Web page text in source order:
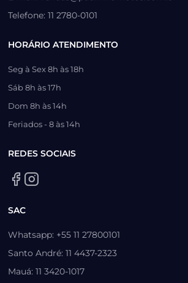
Telefone: 11 2780-0101
HORÁRIO ATENDIMENTO
Seg à Sex 8h às 18h
Sáb 8h às 17h
Dom 8h às 14h
Feriados - 8 às 14h
REDES SOCIAIS
SAC
Whatsapp: +55 11 27800101
Santo André: 11 4437-2323
Mauá: 11 3420-1017